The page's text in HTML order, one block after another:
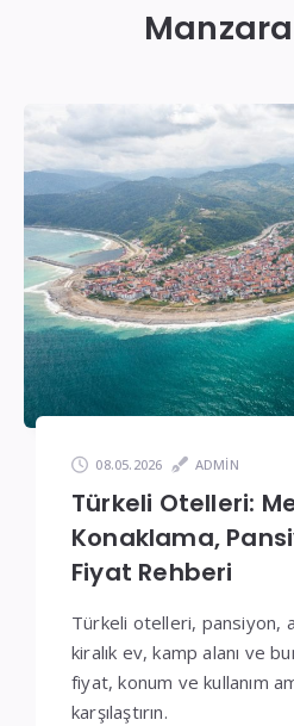
Seçenekleri
ve
Fiyatlar
08.05.2026 ADMIN
Türkeli Otelleri:
Konaklama,
Fiyat Rehberi
Türkeli otelleri, pansiyon,
kiralık ev, kamp alanı ve
fiyat, konum ve kullanım
karşılaştırın.